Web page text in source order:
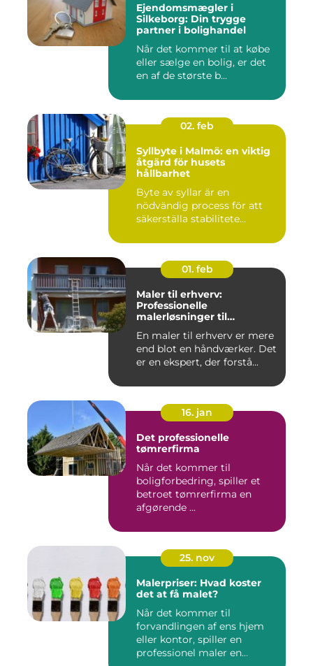
Ejendomsmægler i
Silkeborg: Din trygge
partner i bolighandel
Når det kommer til at købe
eller sælge en bolig, er det
en af de største b...
02. feb
Syllbyte i Malmö: en viktig
åtgärd för husets
hållbarhet
Byte av syllar är en
nödvändig process för att
säkerställa stabilitete...
01. feb
Maler til erhverv:
Professionelle
malerløsninger til
En maler til erhverv er mere
end blot en håndværker. Det
er en ekspert, der forstå...
16. jan
Det professionelle
tømrerfirma
Når det kommer til
boligforbedring, spiller et
betroet tømrerfirma en
afgørende ...
25. nov
Malerpriser: Hvad koster
det at få malet?
Når det kommer til
forvandlingen af ens hjem
eller kontor, spiller en
professionel maler en